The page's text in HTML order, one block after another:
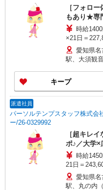
［フォロ
もあり★専
時給
×21日＝
愛知県名
駅、大須観
キープ
派遣社員
パーソルテンプスタッフ株式
ー/26-0329992
［超キレ
ポ♪／大学
時給
21日＝
愛知県名
駅、丸の内